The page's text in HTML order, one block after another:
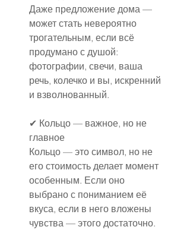
Даже предложение дома —
может стать невероятно
трогательным, если всё
продумано с душой:
фотографии, свечи, ваша
речь, колечко и вы, искренний
и взволнованный.
✔ Кольцо — важное, но не
главное
Кольцо — это символ, но не
его стоимость делает момент
особенным. Если оно
выбрано с пониманием её
вкуса, если в него вложены
чувства — этого достаточно.